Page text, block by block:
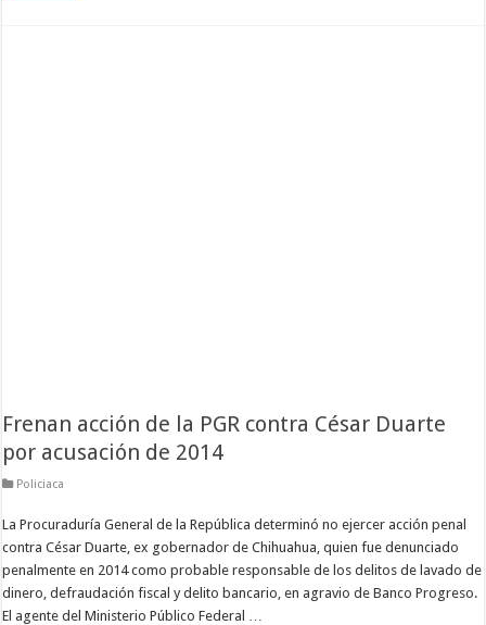
Frenan acción de la PGR contra César Duarte
por acusación de 2014
Policiaca
La Procuraduría General de la República determinó no ejercer acción penal
contra César Duarte, ex gobernador de Chihuahua, quien fue denunciado
penalmente en 2014 como probable responsable de los delitos de lavado de
dinero, defraudación fiscal y delito bancario, en agravio de Banco Progreso.
El agente del Ministerio Público Federal …